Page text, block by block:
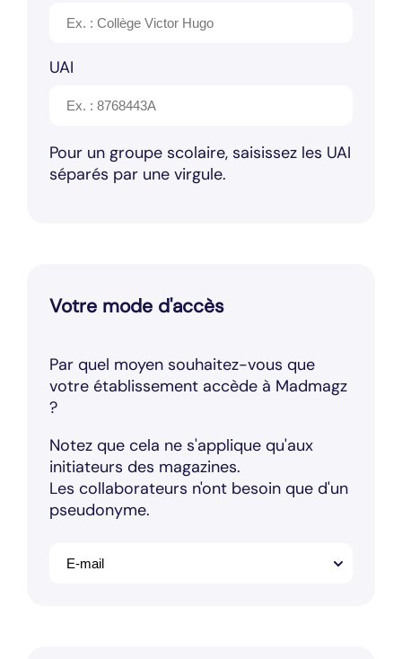
UAI
Pour un groupe scolaire, saisissez les UAI
séparés par une virgule.
Votre mode d'accès
Par quel moyen souhaitez-vous que
votre établissement accède à Madmagz
?
Notez que cela ne s'applique qu'aux
initiateurs des magazines.
Les collaborateurs n'ont besoin que d'un
pseudonyme.